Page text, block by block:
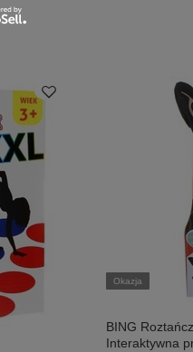
Okazja
BING
Interaktywna